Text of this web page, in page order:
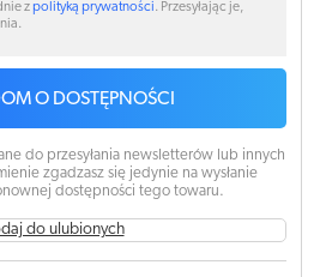
zpolityką prywatności. Przesyłając je,
O DOSTĘPNOŚCI
do przesyłania newsletterów lub innych
zgadzasz się jedynie na wysłanie
dostępności tego towaru.
do ulubionych